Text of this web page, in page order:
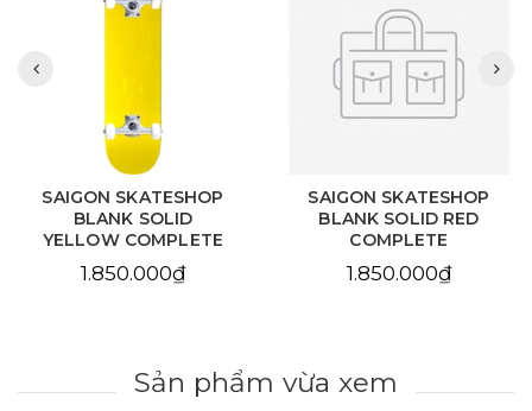
SAIGON SKATESHOP
BLANK SOLID RED
COMPLETE
1.850.000₫
SAIGON SKATESHOP
BLANK NATURAL
COMPLETE
1.850.000₫
Sản phẩm vừa xem